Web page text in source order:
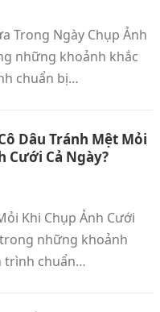
Trong Ngày Chụp Ảnh
những khoảnh khắc
chuẩn bị…
Dâu Tránh Mệt Mỏi
Cưới Cả Ngày?
Khi Chụp Ảnh Cưới
những khoảnh
trình chuẩn…